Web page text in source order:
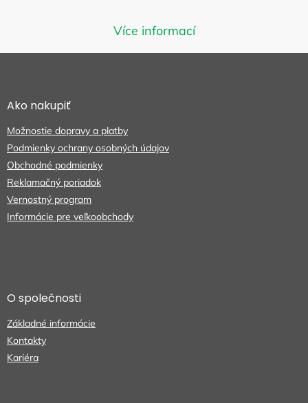
Môžete sa ale pozrieť na ostatné
Více informací
Z
ä
e
Ako nakupiť
Možnostie dopravy a platby
Podmienky ochrany osobných údajov
Obchodné podmienky
Reklamačný poriadok
Vernostný program
Informácie pre veľkoobchody
O společnosti
Základné informácie
Kontakty
Kariéra